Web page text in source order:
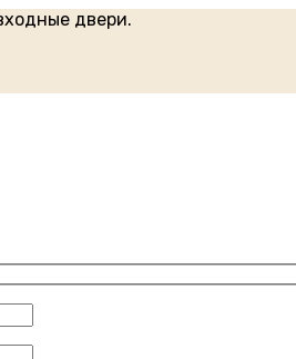
двери.